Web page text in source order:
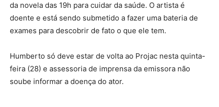
da novela das 19h para cuidar da saúde. O artista é
doente e está sendo submetido a fazer uma bateria de
exames para descobrir de fato o que ele tem.
Humberto só deve estar de volta ao Projac nesta quinta-
feira (28) e assessoria de imprensa da emissora não
soube informar a doença do ator.